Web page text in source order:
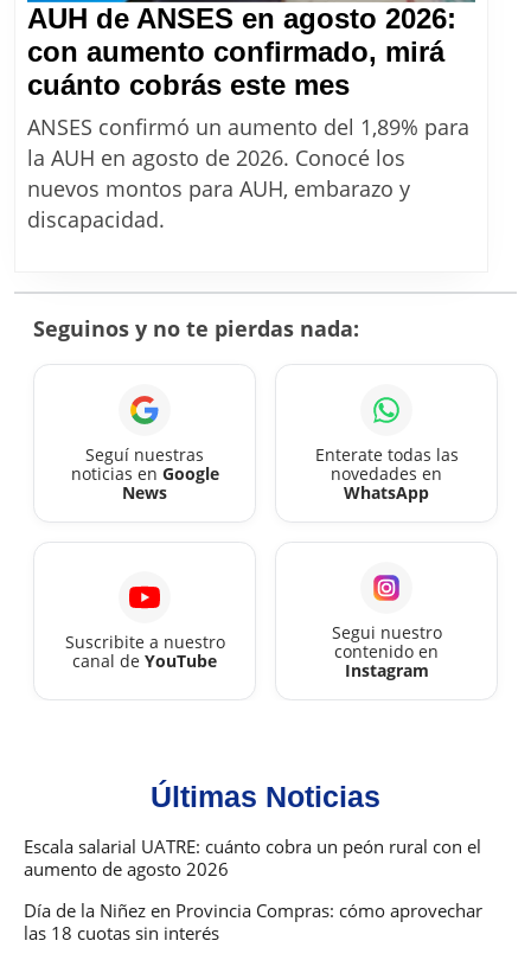
AUH de ANSES en agosto 2026:
con aumento confirmado, mirá
cuánto cobrás este mesAUH
de
ANSES
en
cuánto
cobrás
este
mes
ANSES confirmó un aumento del 1,89% para
la AUH en agosto de 2026. Conocé los
nuevos montos para AUH, embarazo y
discapacidad.
Seguinos y no te pierdas nada:
Seguí nuestras
noticias en Google
News
Enterate todas las
novedades en
WhatsApp
Suscribite a nuestro
canal de YouTube
Segui nuestro
contenido en
Instagram
Últimas Noticias
Escala salarial UATRE: cuánto cobra un peón rural con el
aumento de agosto 2026
Día de la Niñez en Provincia Compras: cómo aprovechar
las 18 cuotas sin interés